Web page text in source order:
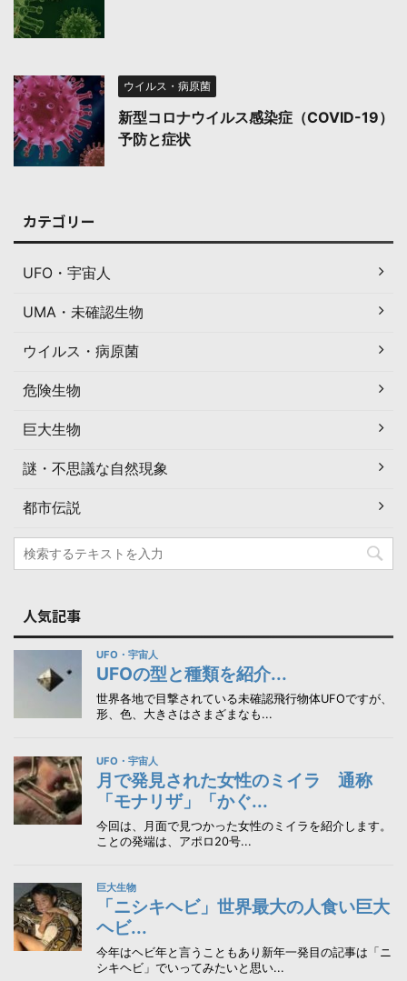
ウイルス・病原菌
新型コロナウイルス感染症（COVID-19）
予防と症状
カテゴリー
UFO・宇宙人
UMA・未確認生物
ウイルス・病原菌
危険生物
巨大生物
謎・不思議な自然現象
都市伝説
人気記事